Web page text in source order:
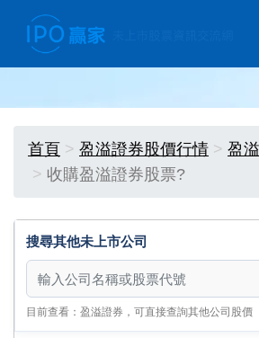
首頁 盈溢證券股價行情
盈
收購盈溢證券股票?
搜尋其他未上市公司
搜尋其他未上市公司
目前查看：盈溢證券，可直接查詢其他公司股價